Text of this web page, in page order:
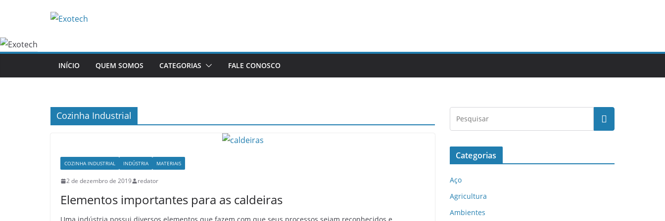
conteúdo
INÍCIO QUEM SOMOS CATEGORIAS FALE CONOSCO
Cozinha Industrial
COZINHA INDUSTRIAL INDÚSTRIA MATERIAIS
2 de dezembro de 2019 redator
Elementos importantes para as caldeiras
Categorias
Aço
Agricultura
Ambientes